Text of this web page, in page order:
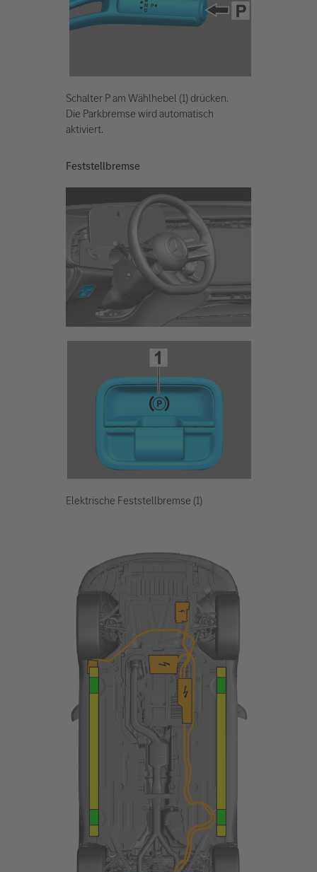
Schalter P am Wählhebel (1) drücken.
Die Parkbremse wird automatisch
aktiviert.
Feststellbremse
Elektrische Feststellbremse (1)